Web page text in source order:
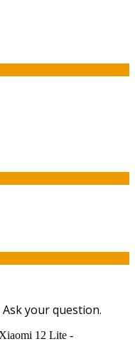
Ask your question.